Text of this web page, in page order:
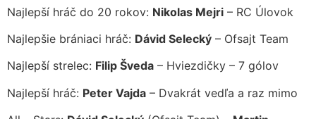
Najlepší hráč do 20 rokov: Nikolas Mejri – RC Úlovok
Najlepšie brániaci hráč: Dávid Selecký – Ofsajt Team
Najlepší strelec: Filip Šveda – Hviezdičky – 7 gólov
Najlepší hráč: Peter Vajda – Dvakrát vedľa a raz mimo